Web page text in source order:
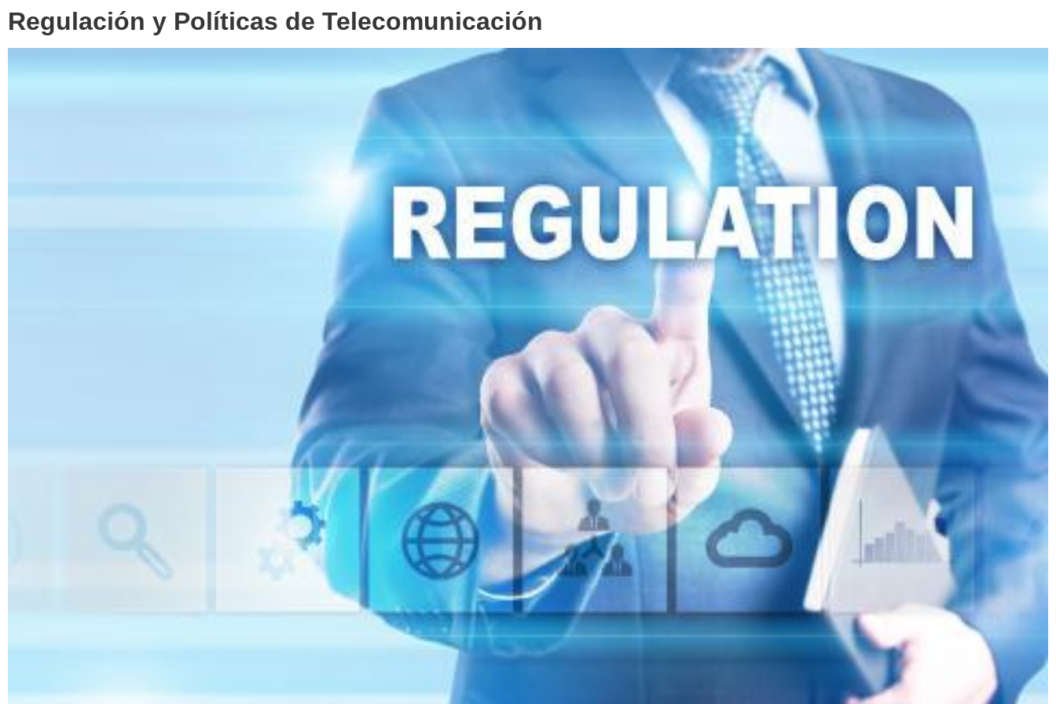
Regulación y Políticas de Telecomunicación